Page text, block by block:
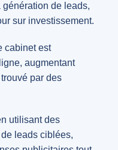
de leads,
sur investissement.
cabinet est
augmentant
par des
utilisant des
leads ciblées,